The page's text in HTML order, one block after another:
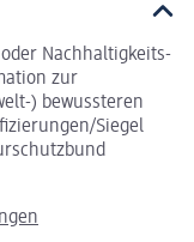
Nachhaltigkeits-
zur
) bewussteren
Siegel